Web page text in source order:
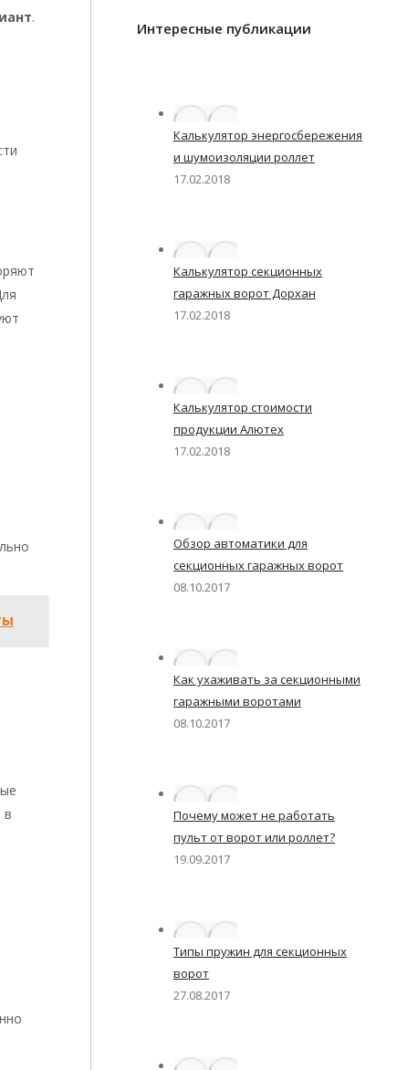
.
в
Интересные публикации
Калькулятор энергосбережения
и шумоизоляции роллет
17.02.2018
Калькулятор секционных
гаражных ворот Дорхан
17.02.2018
Калькулятор стоимости
продукции Алютех
17.02.2018
Обзор автоматики для
секционных гаражных ворот
08.10.2017
Как ухаживать за секционными
гаражными воротами
08.10.2017
Почему может не работать
пульт от ворот или роллет?
19.09.2017
Типы пружин для секционных
ворот
27.08.2017